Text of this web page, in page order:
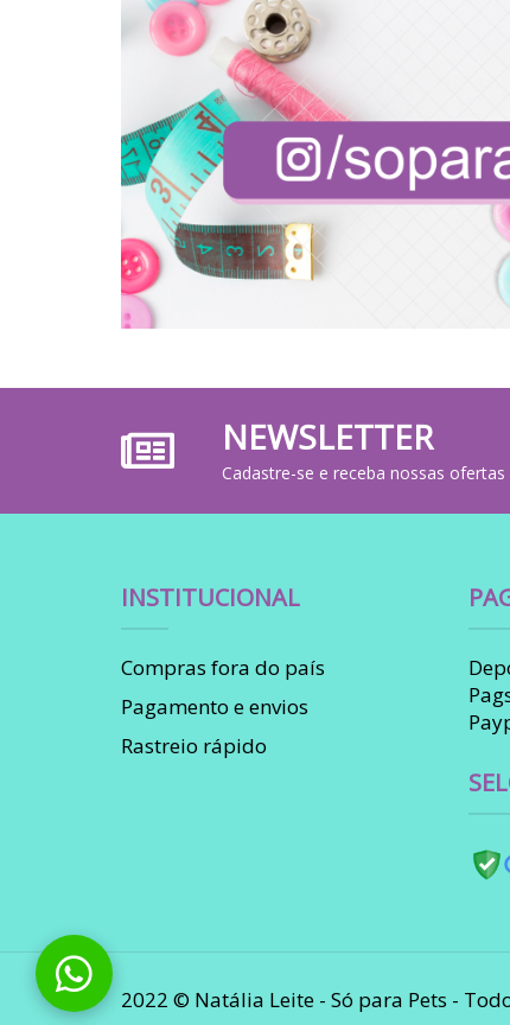
NEWSLETTER
Cadastre-se e receba nossas
INSTITUCIONAL
Compras fora do país
Pagamento e envios
Rastreio rápido
2022 © Natália Leite - Só para Pets -